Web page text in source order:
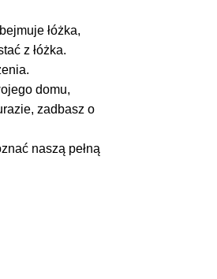
łóżka,
z łóżka.
domu,
zadbasz o
naszą pełną